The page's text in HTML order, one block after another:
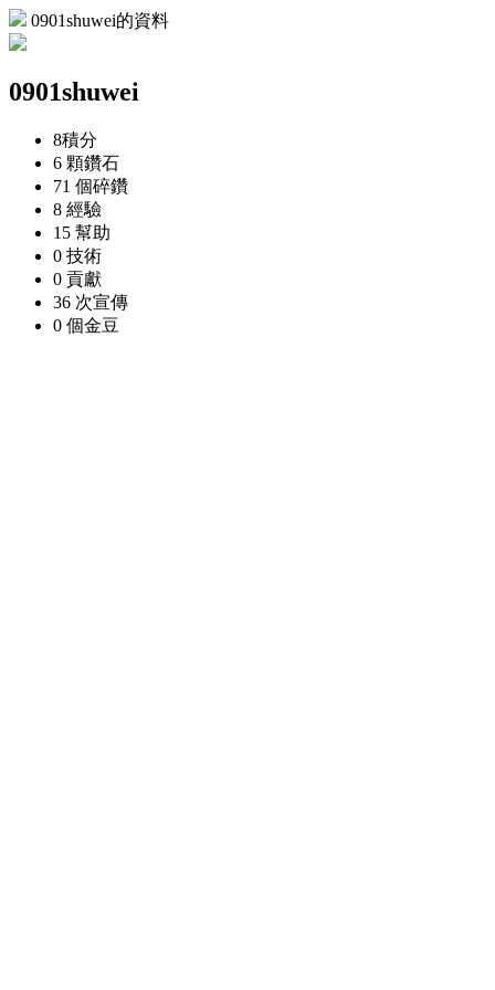
0901shuwei的資料
0901shuwei
8積分
6 顆鑽石
71 個碎鑽
8 經驗
15 幫助
0 技術
0 貢獻
36 次宣傳
0 個金豆